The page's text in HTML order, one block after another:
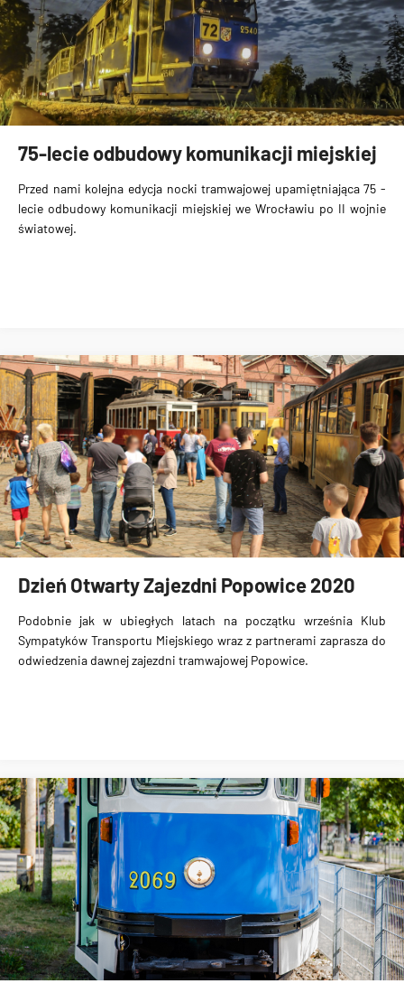
75-lecie odbudowy komunikacji miejskiej
Przed nami kolejna edycja nocki tramwajowej upamiętniająca 75 -
lecie odbudowy komunikacji miejskiej we Wrocławiu po II wojnie
światowej.
Dzień Otwarty Zajezdni Popowice 2020
Podobnie jak w ubiegłych latach na początku września Klub
Sympatyków Transportu Miejskiego wraz z partnerami zaprasza do
odwiedzenia dawnej zajezdni tramwajowej Popowice.